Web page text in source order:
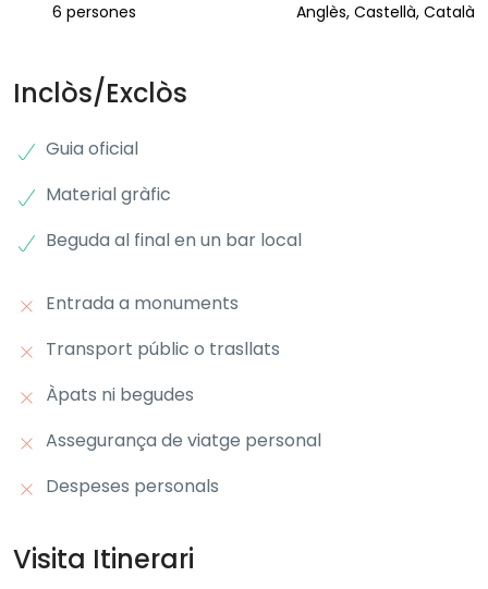
6 persones Anglès, Castellà, Català
Inclòs/Exclòs
Guia oficial
Material gràfic
Beguda al final en un bar local
Entrada a monuments
Transport públic o trasllats
Àpats ni begudes
Assegurança de viatge personal
Despeses personals
Visita Itinerari